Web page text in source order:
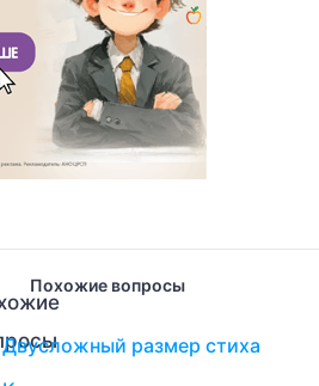
Похожие вопросы
Двусложный размер стиха